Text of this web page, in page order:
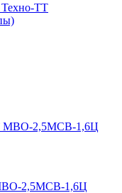
ТТ
2,5МСВ-1,6Ц